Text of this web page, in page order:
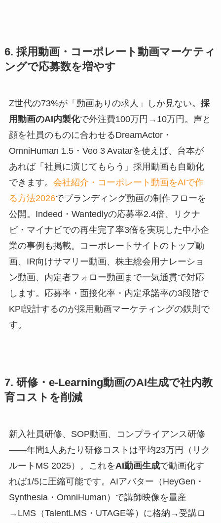
6. 採用動画・コーポレート動画マーケティ
ングで応募数を増やす
Z世代の73%が「動画ありの求人」しか見ない。 採
用動画のAI内製化で外注費100万円→10万円。声と
顔を社員のものに合わせるDreamActor・
OmniHuman 1.5・Veo 3 Avatarを使えば、台本が
あれば「社員に演じてもらう」採用動画も自動化
できます。 会社紹介・コーポレート動画をAIで作
る方法2026でブランディング動画の制作フローを
公開。Indeed・Wantedlyの応募率2.4倍、リクナ
ビ・マイナビでの再生完了率3倍を実現した中小企
業の事例も掲載。コーポレートサイトのトップ動
画、IR向けサマリー動画、株主総会用ナレーショ
ン動画、内定者フォロー動画まで一気通貫で対応
します。応募率・面接化率・内定承諾率の3段階で
KPI設計するのが採用動画マーケティングの鉄則で
す。
7. 研修・e-Learning動画のAI生成で社内教
育コストを削減
新入社員研修、SOP動画、コンプライアンス研修
——年間1人あたり研修コストは平均23万円（リク
ルートMS 2025）。これをAI動画生成で動画化す
れば1/5に圧縮可能です。AIアバター（HeyGen・
Synthesia・OmniHuman）で講師映像を量産
→LMS（TalentLMS・UTAGE等）に格納→受講ロ